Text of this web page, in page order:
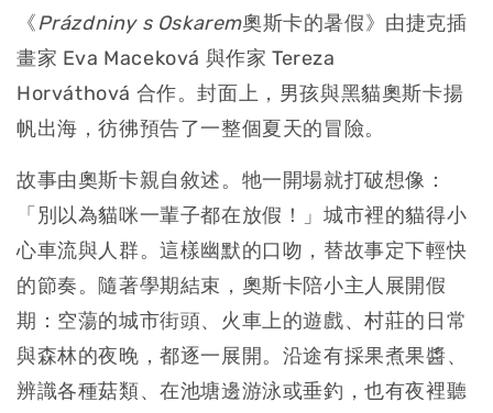
《Prázdniny s Oskarem奧斯卡的暑假》由捷克插
畫家 Eva Maceková 與作家 Tereza
Horváthová 合作。封面上，男孩與黑貓奧斯卡揚
帆出海，彷彿預告了一整個夏天的冒險。
故事由奧斯卡親自敘述。牠一開場就打破想像：
「別以為貓咪一輩子都在放假！」城市裡的貓得小
心車流與人群。這樣幽默的口吻，替故事定下輕快
的節奏。隨著學期結束，奧斯卡陪小主人展開假
期：空蕩的城市街頭、火車上的遊戲、村莊的日常
與森林的夜晚，都逐一展開。沿途有採果煮果醬、
辨識各種菇類、在池塘邊游泳或垂釣，也有夜裡聽